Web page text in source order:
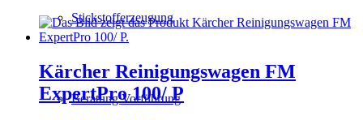
Stickstofferzeugung
Beratung Vorführung
Kärcher Reinigungswagen FM
ExpertPro 100/ P